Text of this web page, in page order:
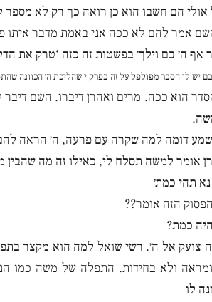
הם חשבו הוא כן רואה כך רק לא מספר
אמר להם לא ככה אני באמת מדבר איתו
אף ה׳ בם וילך׳ בפשטות זה כזה ‘טרק את
יש לו הסבר מפולפל על זה בפרק י שהליכת ה׳ הכוונה
הוא ככה. מרים ואהרן דיברו. השם
דומה למה שקרה עם פרעה, ה׳ הראה
אומר למשה תסלח לי, כאילו זה מה
תהי כמת׳
הזה אומר??
כמת?
צועק אל ה׳. רשי שואל למה הוא מקצר
ולא בחידות. התפלה של משה כמו
לו